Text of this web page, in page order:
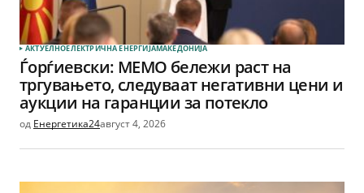
АКТУЕЛНОЕЛЕКТРИЧНА ЕНЕРГИЈАМАКЕДОНИЈА
Ѓорѓиевски: МЕМО бележи раст на
тргувањето, следуваат негативни цени и
аукции на гаранции за потекло
од Енергетика24август 4, 2026